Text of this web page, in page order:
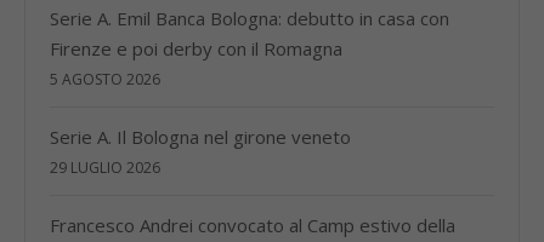
Serie A. Emil Banca Bologna: debutto in casa con
Firenze e poi derby con il Romagna
5 AGOSTO 2026
Serie A. Il Bologna nel girone veneto
29 LUGLIO 2026
Francesco Andrei convocato al Camp estivo della